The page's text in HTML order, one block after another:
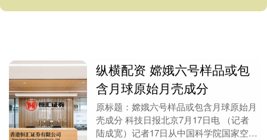
纵横配资 嫦娥六号样品或包
含月球原始月壳成分
原标题：嫦娥六号样品或包含月球原始月
壳成分 科技日报北京7月17日电 （记者
陆成宽）记者17日从中国科学院国家空间